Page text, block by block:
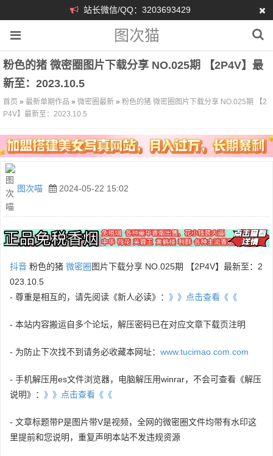
站长微信/QQ：3203693429
图次猫
粉色的猪 微密圈图片下载分享 NO.025期 【2P4V】最
新至：2023.10.5
首页 » 最新单期作品 » 微密圈最新 » 粉色的猪 微密圈图片下载分享 NO.025期 【2
P4V】最新至：2023.10.5
图次喵 2024-05-22 15:02
抖音 粉色的猪 微密圈 图片下载分享 NO.025期 【2P4V】最新至：2
023.10.5
- 尊重是相互的，请先阅读《新人必读》： 》》点击查看《《
- 本站内容搬运自多个论坛，解压密码已在对应文章下载页注明
- 为防止下次找不到请务必收藏本网址： www.tucimao.com.com
- 手机解压用es文件浏览器，电脑解压用winrar，不会可查看《解压
说明》： 》》点击查看《《
- 文章标题带P是图片带V是视频，全网的微密圈文件均带有水印这
里提前和您说明，重复声明本站不发违规资源